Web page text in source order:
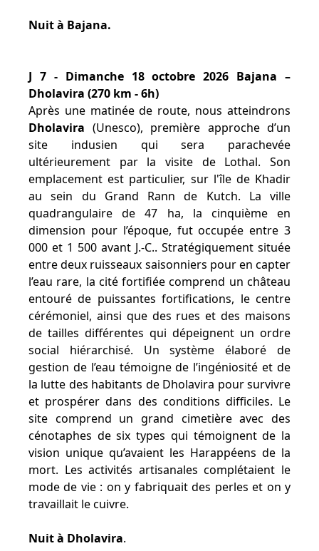
Nuit à Bajana.
J 7 - Dimanche 18 octobre 2026 Bajana –
Dholavira (270 km - 6h)
Après une matinée de route, nous atteindrons
Dholavira (Unesco), première approche d’un
site indusien qui sera parachevée
ultérieurement par la visite de Lothal. Son
emplacement est particulier, sur l'île de Khadir
au sein du Grand Rann de Kutch. La ville
quadrangulaire de 47 ha, la cinquième en
dimension pour l’époque, fut occupée entre 3
000 et 1 500 avant J.-C.. Stratégiquement située
entre deux ruisseaux saisonniers pour en capter
l’eau rare, la cité fortifiée comprend un château
entouré de puissantes fortifications, le centre
cérémoniel, ainsi que des rues et des maisons
de tailles différentes qui dépeignent un ordre
social hiérarchisé. Un système élaboré de
gestion de l’eau témoigne de l’ingéniosité et de
la lutte des habitants de Dholavira pour survivre
et prospérer dans des conditions difficiles. Le
site comprend un grand cimetière avec des
cénotaphes de six types qui témoignent de la
vision unique qu’avaient les Harappéens de la
mort. Les activités artisanales complétaient le
mode de vie : on y fabriquait des perles et on y
travaillait le cuivre.
Nuit à Dholavira.